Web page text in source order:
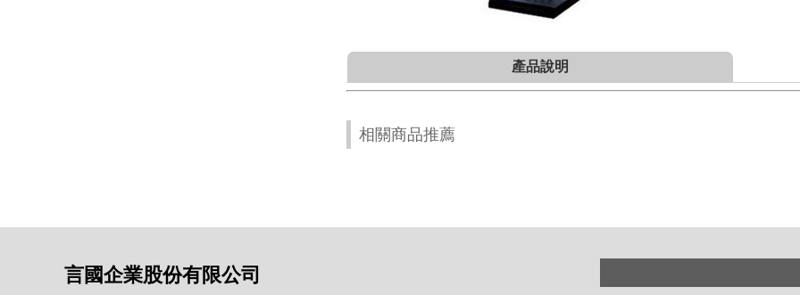
產品說明
相關商品推薦
言國企業股份有限公司